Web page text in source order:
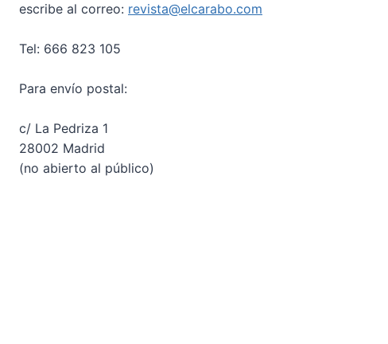
escribe al correo: revista@elcarabo.com
Tel: 666 823 105
Para envío postal:
c/ La Pedriza 1
28002 Madrid
(no abierto al público)